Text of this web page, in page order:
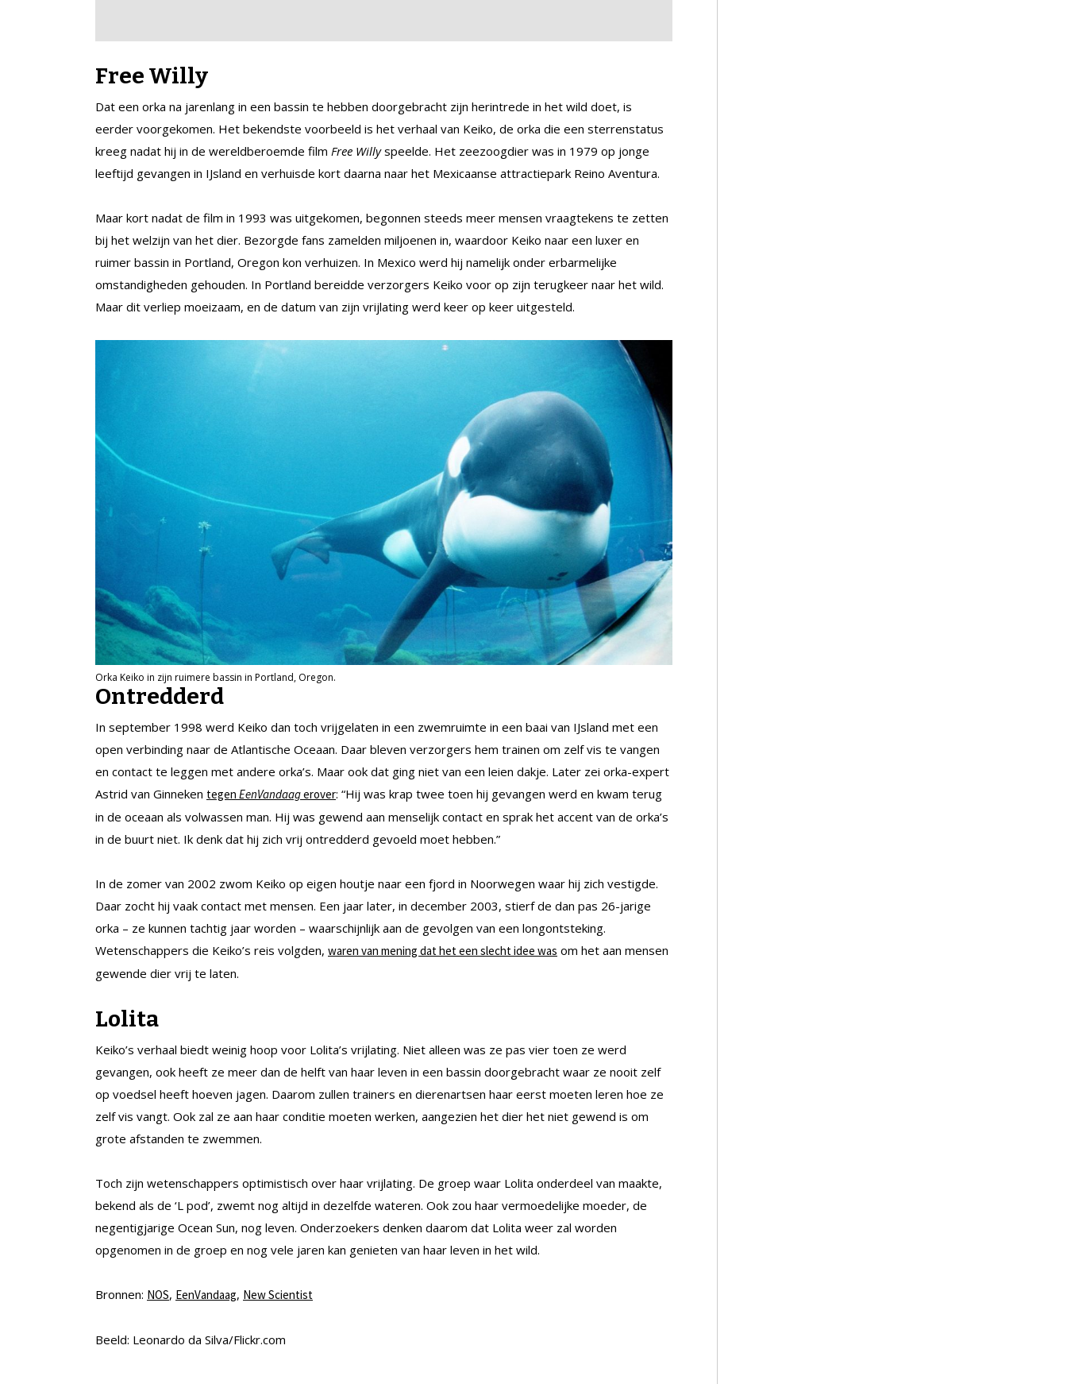
Free Willy
Dat een orka na jarenlang in een bassin te hebben doorgebracht zijn herintrede in het wild doet, is
eerder voorgekomen. Het bekendste voorbeeld is het verhaal van Keiko, de orka die een sterrenstatus
kreeg nadat hij in de wereldberoemde film Free Willyspeelde. Het zeezoogdier was in 1979 op jonge
leeftijd gevangen in IJsland en verhuisde kort daarna naar het Mexicaanse attractiepark Reino Aventura.
Maar kort nadat de film in 1993 was uitgekomen, begonnen steeds meer mensen vraagtekens te zetten
bij het welzijn van het dier. Bezorgde fans zamelden miljoenen in, waardoor Keiko naar een luxer en
ruimer bassin in Portland, Oregon kon verhuizen. In Mexico werd hij namelijk onder erbarmelijke
omstandigheden gehouden. In Portland bereidde verzorgers Keiko voor op zijn terugkeer naar het wild.
Maar dit verliep moeizaam, en de datum van zijn vrijlating werd keer op keer uitgesteld.
Orka Keiko in zijn ruimere bassin in Portland, Oregon.
Ontredderd
In september 1998 werd Keiko dan toch vrijgelaten in een zwemruimte in een baai van IJsland met een
open verbinding naar de Atlantische Oceaan. Daar bleven verzorgers hem trainen om zelf vis te vangen
en contact te leggen met andere orka’s. Maar ook dat ging niet van een leien dakje. Later zei orka-expert
Astrid van Ginneken tegen EenVandaagerover: “Hij was krap twee toen hij gevangen werd en kwam terug
in de oceaan als volwassen man. Hij was gewend aan menselijk contact en sprak het accent van de orka’s
in de buurt niet. Ik denk dat hij zich vrij ontredderd gevoeld moet hebben.”
In de zomer van 2002 zwom Keiko op eigen houtje naar een fjord in Noorwegen waar hij zich vestigde.
Daar zocht hij vaak contact met mensen. Een jaar later, in december 2003, stierf de dan pas 26-jarige
orka – ze kunnen tachtig jaar worden – waarschijnlijk aan de gevolgen van een longontsteking.
Wetenschappers die Keiko’s reis volgden, waren van mening dat het een slecht idee was om het aan mensen
gewende dier vrij te laten.
Lolita
Keiko’s verhaal biedt weinig hoop voor Lolita’s vrijlating. Niet alleen was ze pas vier toen ze werd
gevangen, ook heeft ze meer dan de helft van haar leven in een bassin doorgebracht waar ze nooit zelf
op voedsel heeft hoeven jagen. Daarom zullen trainers en dierenartsen haar eerst moeten leren hoe ze
zelf vis vangt. Ook zal ze aan haar conditie moeten werken, aangezien het dier het niet gewend is om
grote afstanden te zwemmen.
Toch zijn wetenschappers optimistisch over haar vrijlating. De groep waar Lolita onderdeel van maakte,
bekend als de ‘L pod’, zwemt nog altijd in dezelfde wateren. Ook zou haar vermoedelijke moeder, de
negentigjarige Ocean Sun, nog leven. Onderzoekers denken daarom dat Lolita weer zal worden
opgenomen in de groep en nog vele jaren kan genieten van haar leven in het wild.
Bronnen: NOS, EenVandaag, New Scientist
Beeld: Leonardo da Silva/Flickr.com